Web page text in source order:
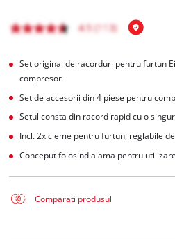
Set original de racorduri pentru furtun
compresor
Set de accesorii din 4 piese pentru
Setul consta din racord rapid cu o
Incl. 2x cleme pentru furtun, reglabile
Conceput folosind alama pentru
Comparati produsul